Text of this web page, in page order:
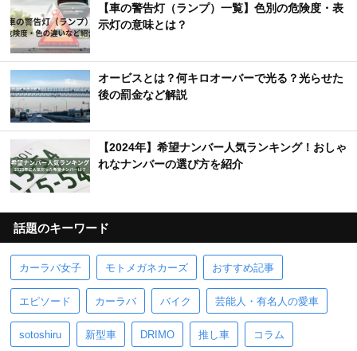
【車の警告灯（ランプ）一覧】色別の危険度・表
示灯の意味とは？
オービスとは？何キロオーバーで光る？光らせた
後の罰金など解説
【2024年】希望ナンバー人気ランキング！おしゃ
れなナンバーの選び方を紹介
話題のキーワード
カーラバ女子 モトメガネカーズ おすすめ記事
エピソード カーラバ バイク 芸能人・有名人の愛車
sotoshiru 新型車 DRIMO 推し車 コラム